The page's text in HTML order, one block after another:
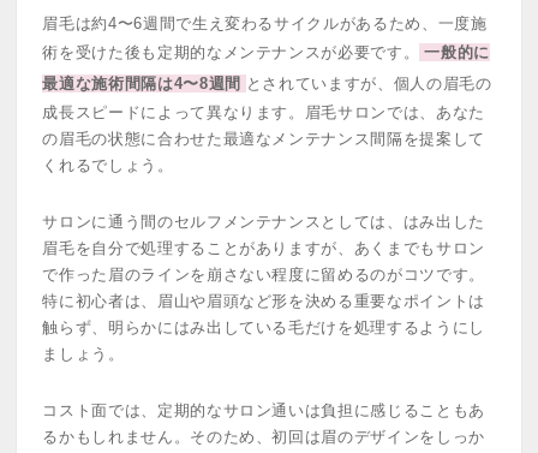
眉毛は約4〜6週間で生え変わるサイクルがあるため、一度施
術を受けた後も定期的なメンテナンスが必要です。
一般的に
最適な施術間隔は4〜8週間 とされていますが、個人の眉毛の
成長スピードによって異なります。眉毛サロンでは、あなた
の眉毛の状態に合わせた最適なメンテナンス間隔を提案して
くれるでしょう。
サロンに通う間のセルフメンテナンスとしては、はみ出した
眉毛を自分で処理することがありますが、あくまでもサロン
で作った眉のラインを崩さない程度に留めるのがコツです。
特に初心者は、眉山や眉頭など形を決める重要なポイントは
触らず、明らかにはみ出している毛だけを処理するようにし
ましょう。
コスト面では、定期的なサロン通いは負担に感じることもあ
るかもしれません。そのため、初回は眉のデザインをしっか